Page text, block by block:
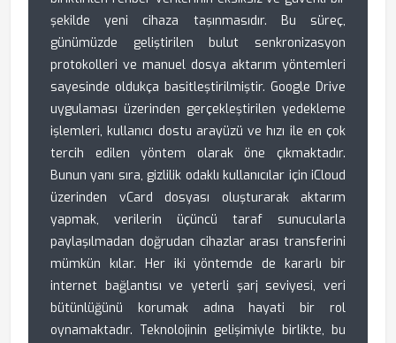
şekilde yeni cihaza taşınmasıdır. Bu süreç,
günümüzde geliştirilen bulut senkronizasyon
protokolleri ve manuel dosya aktarım yöntemleri
sayesinde oldukça basitleştirilmiştir. Google Drive
uygulaması üzerinden gerçekleştirilen yedekleme
işlemleri, kullanıcı dostu arayüzü ve hızı ile en çok
tercih edilen yöntem olarak öne çıkmaktadır.
Bunun yanı sıra, gizlilik odaklı kullanıcılar için iCloud
üzerinden vCard dosyası oluşturarak aktarım
yapmak, verilerin üçüncü taraf sunucularla
paylaşılmadan doğrudan cihazlar arası transferini
mümkün kılar. Her iki yöntemde de kararlı bir
internet bağlantısı ve yeterli şarj seviyesi, veri
bütünlüğünü korumak adına hayati bir rol
oynamaktadır. Teknolojinin gelişimiyle birlikte, bu